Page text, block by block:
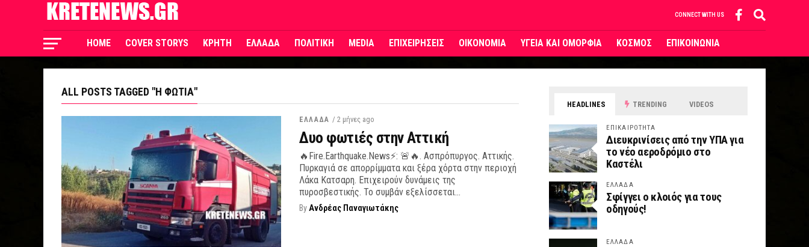
CONNECT WITH US
HOME COVER STORYS ΚΡΗΤΗ ΕΛΛΑΔΑ ΠΟΛΙΤΙΚΗ MEDIA ΕΠΙΧΕΙΡΗΣΕΙΣ ΟΙΚΟΝΟΜΙΑ ΥΓΕΙΑ ΚΑΙ ΟΜΟΡΦΙΑ ΚΟΣΜΟΣ ΕΠΙΚΟΙΝΩΝΙΑ
ALL POSTS TAGGED "Η ΦΩΤΙΑ"
ΕΛΛΑΔΑ / 2 μήνες ago
Δυο φωτιές στην Αττική
🔥Fire.Earthquake.News⚡: 🚨🔥. Ασπρόπυργος. Αττικής.
Πυρκαγιά σε απορρίμματα και ξέρα χόρτα στην περιοχή
Λάκα Κατσαρη. Επιχειρούν δυνάμεις της
πυροσβεστικής. Το συμβάν εξελίσσεται...
ByΑνδρέας Παναγιωτάκης
HEADLINES TRENDING VIDEOS
ΕΠΙΚΑΙΡΟΤΗΤΑ
Διευκρινίσεις από την ΥΠΑ για
το νέο αεροδρόμιο στο
Καστέλι
ΕΛΛΑΔΑ
Σφίγγει ο κλοιός για τους
οδηγούς!
ΕΛΛΑΔΑ